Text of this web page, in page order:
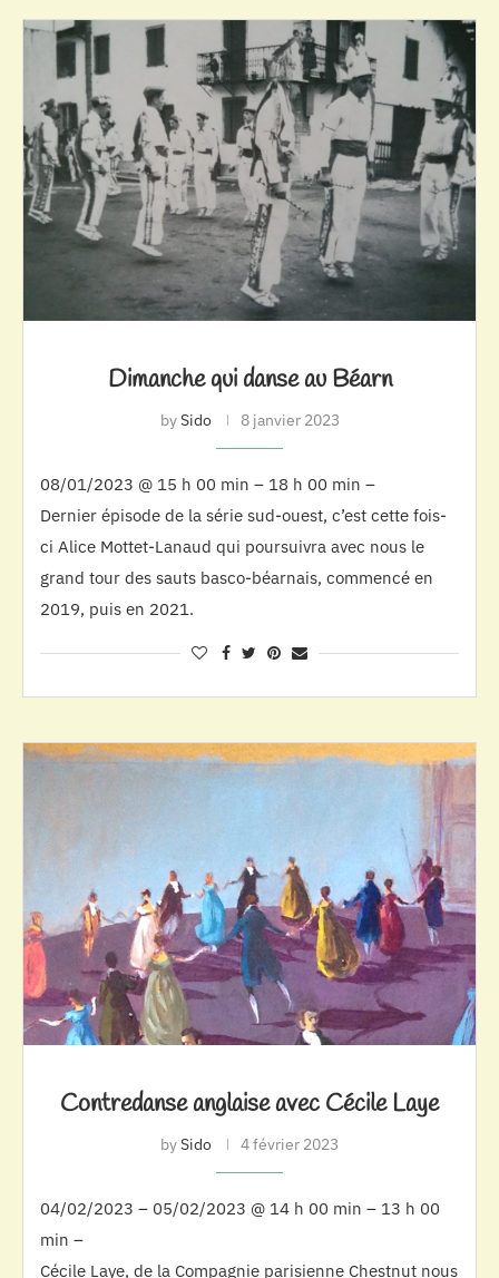
Dimanche qui danse au Béarn
bySido 8 janvier 2023
08/01/2023 @ 15 h 00 min – 18 h 00 min –
Dernier épisode de la série sud-ouest, c’est cette fois-
ci Alice Mottet-Lanaud qui poursuivra avec nous le
grand tour des sauts basco-béarnais, commencé en
2019, puis en 2021.
Contredanse anglaise avec Cécile Laye
bySido 4 février 2023
04/02/2023 – 05/02/2023 @ 14 h 00 min – 13 h 00
min –
Cécile Laye, de la Compagnie parisienne Chestnut nous